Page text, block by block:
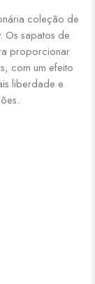
coleção de
Os sapatos de
proporcionar
com um efeito
liberdade e